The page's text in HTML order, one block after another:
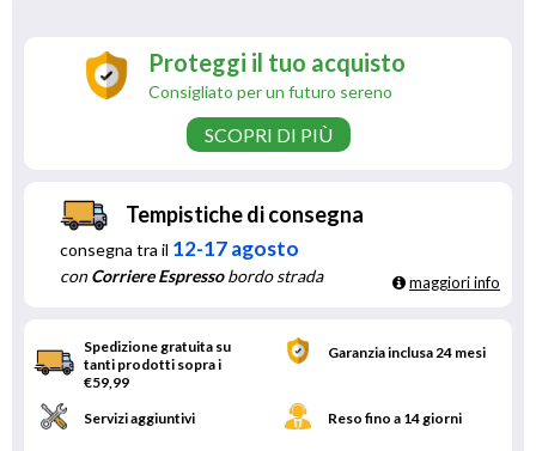
Proteggi il tuo acquisto
Consigliato per un futuro sereno
SCOPRI DI PIÙ
Tempistiche di consegna
consegna tra il 12-17 agosto
conCorriere Espressobordo strada maggiori info
Spedizione gratuita su
tanti prodotti sopra i
€59,99
Garanzia inclusa 24 mesi
Servizi aggiuntivi Reso fino a 14 giorni